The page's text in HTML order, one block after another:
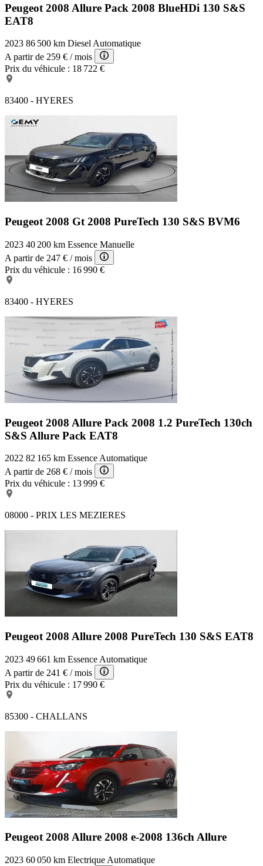
Peugeot 2008 Allure Pack 2008 BlueHDi 130 S&S
EAT8
2023 86 500 km Diesel Automatique
A partir de 259 € / mois
Prix du véhicule : 18 722 €
83400 - HYERES
Peugeot 2008 Gt 2008 PureTech 130 S&S BVM6
2023 40 200 km Essence Manuelle
A partir de 247 € / mois
Prix du véhicule : 16 990 €
83400 - HYERES
Peugeot 2008 Allure Pack 2008 1.2 PureTech 130ch
S&S Allure Pack EAT8
2022 82 165 km Essence Automatique
A partir de 268 € / mois
Prix du véhicule : 13 999 €
08000 - PRIX LES MEZIERES
Peugeot 2008 Allure 2008 PureTech 130 S&S EAT8
2023 49 661 km Essence Automatique
A partir de 241 € / mois
Prix du véhicule : 17 990 €
85300 - CHALLANS
Peugeot 2008 Allure 2008 e-2008 136ch Allure
2023 60 050 km Electrique Automatique